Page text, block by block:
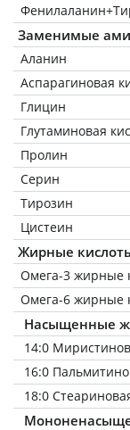
Заменимые
Аланин
Аспарагиновая
Глицин
Глутаминовая
Пролин
Серин
Тирозин
Цистеин
Жирные
Омега-3 жирные
Омега-6 жирные
Насыщенные
14:0
16:0
18:0